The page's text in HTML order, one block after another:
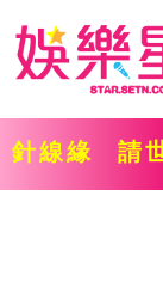
針線緣 請